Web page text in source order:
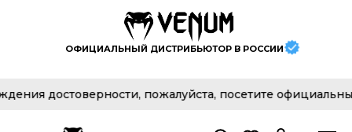
ОФИЦИАЛЬНЫЙ ДИСТРИБЬЮТОР В РОССИИ
достоверности, пожалуйста, посетите